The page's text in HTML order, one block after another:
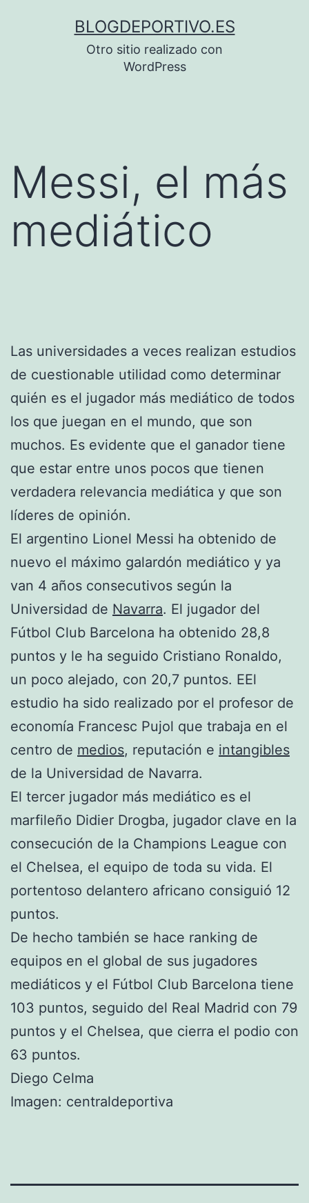
BLOGDEPORTIVO.ES
Otro sitio realizado con
WordPress
Messi, el más
mediático
Las universidades a veces realizan estudios
de cuestionable utilidad como determinar
quién es el jugador más mediático de todos
los que juegan en el mundo, que son
muchos. Es evidente que el ganador tiene
que estar entre unos pocos que tienen
verdadera relevancia mediática y que son
líderes de opinión.
El argentino Lionel Messi ha obtenido de
nuevo el máximo galardón mediático y ya
van 4 años consecutivos según la
Universidad de Navarra. El jugador del
Fútbol Club Barcelona ha obtenido 28,8
puntos y le ha seguido Cristiano Ronaldo,
un poco alejado, con 20,7 puntos. EEl
estudio ha sido realizado por el profesor de
economía Francesc Pujol que trabaja en el
centro de medios, reputación e intangibles
de la Universidad de Navarra.
El tercer jugador más mediático es el
marfileño Didier Drogba, jugador clave en la
consecución de la Champions League con
el Chelsea, el equipo de toda su vida. El
portentoso delantero africano consiguió 12
puntos.
De hecho también se hace ranking de
equipos en el global de sus jugadores
mediáticos y el Fútbol Club Barcelona tiene
103 puntos, seguido del Real Madrid con 79
puntos y el Chelsea, que cierra el podio con
63 puntos.
Diego Celma
Imagen: centraldeportiva